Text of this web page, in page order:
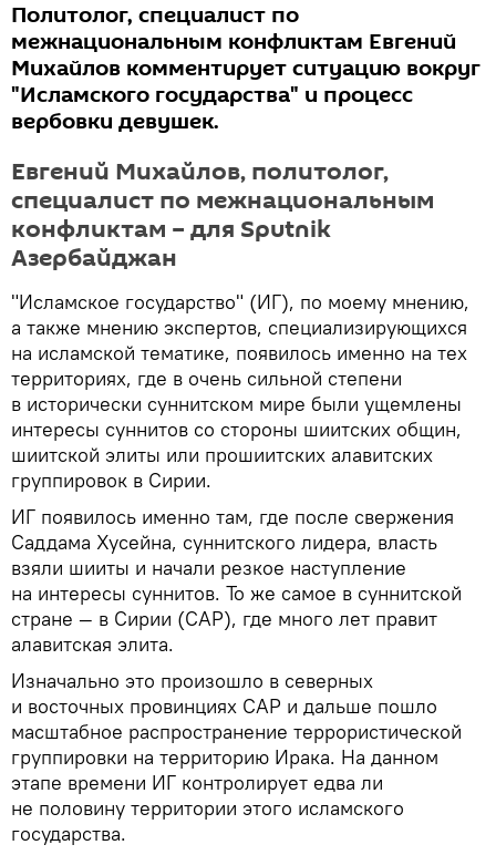
Политолог, специалист по
межнациональным конфликтам Евгений
Михайлов комментирует ситуацию вокруг
"Исламского государства" и процесс
вербовки девушек.
Евгений Михайлов, политолог,
специалист по межнациональным
конфликтам – для Sputnik
Азербайджан
"Исламское государство" (ИГ), по моему мнению,
а также мнению экспертов, специализирующихся
на исламской тематике, появилось именно на тех
территориях, где в очень сильной степени
в исторически суннитском мире были ущемлены
интересы суннитов со стороны шиитских общин,
шиитской элиты или прошиитских алавитских
группировок в Сирии.
ИГ появилось именно там, где после свержения
Саддама Хусейна, суннитского лидера, власть
взяли шииты и начали резкое наступление
на интересы суннитов. То же самое в суннитской
стране — в Сирии (САР), где много лет правит
алавитская элита.
Изначально это произошло в северных
и восточных провинциях САР и дальше пошло
масштабное распространение террористической
группировки на территорию Ирака. На данном
этапе времени ИГ контролирует едва ли
не половину территории этого исламского
государства.